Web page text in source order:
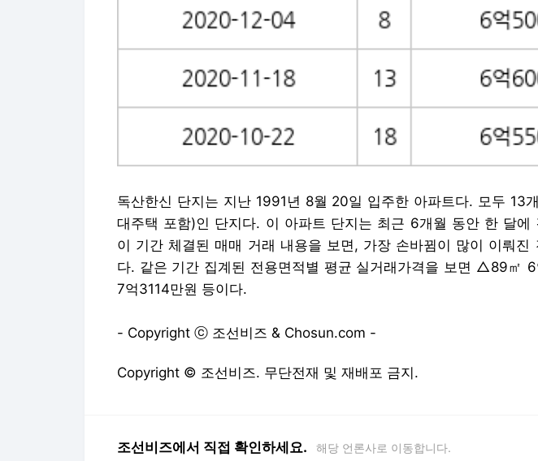
독산한신 단지는 지난 1991년 8월 20일 입주한 아파트다. 모두 13
대주택 포함)인 단지다. 이 아파트 단지는 최근 6개월 동안 한 달에
이 기간 체결된 매매 거래 내용을 보면, 가장 손바뀜이 많이 이뤄진
다. 같은 기간 집계된 전용면적별 평균 실거래가격을 보면 △89㎡
7억3114만원 등이다.
- Copyright ⓒ 조선비즈 & Chosun.com -
Copyright © 조선비즈. 무단전재 및 재배포 금지.
조선비즈에서 직접 확인하세요. 해당 언론사로 이동합니다.